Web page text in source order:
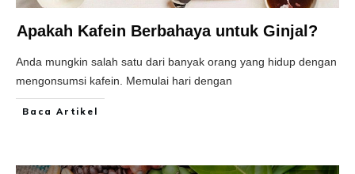
Apakah Kafein Berbahaya untuk Ginjal?
Anda mungkin salah satu dari banyak orang yang hidup dengan
mengonsumsi kafein. Memulai hari dengan
Baca Artikel